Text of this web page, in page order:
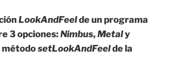
LookAndFeelde un programa
3 opciones:Nimbus,Metaly
métodosetLookAndFeelde la